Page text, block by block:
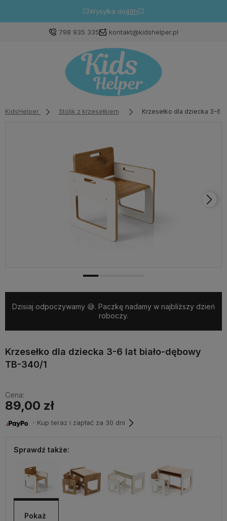
💥Wysyłka do48h💥
798 935 335 kontakt@kidshelper.pl
KidsHelper Stolik z krzesełkiem Krzesełko dla dziecka 3-6
Dzisiaj odpoczywamy 😅. Paczkę nadamy w najbliższy dzień
roboczy.
Krzesełko dla dziecka 3-6 lat biało-dębowy
TB-340/1
Cena:
89,00 zł
・Kup teraz i zapłać za 30 dni
Sprawdź także:
Pokaż